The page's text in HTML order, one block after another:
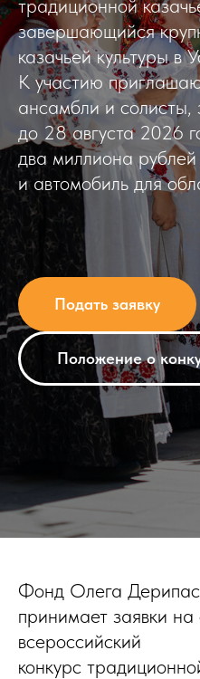
традиционной
завершающийся
казачьей культуры в
К участию
ансамбли и солисты,
до 28 августа 2026
два миллиона
и автомобиль для
Подать заявку
Положение о
Фонд Олега
принимает заявки на
всероссийский
конкурс